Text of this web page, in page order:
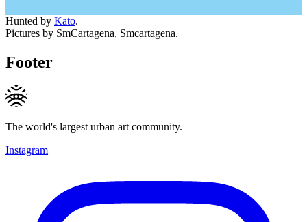
Hunted by Kato.
Pictures by SmCartagena, Smcartagena.
Footer
The world's largest urban art community.
Instagram